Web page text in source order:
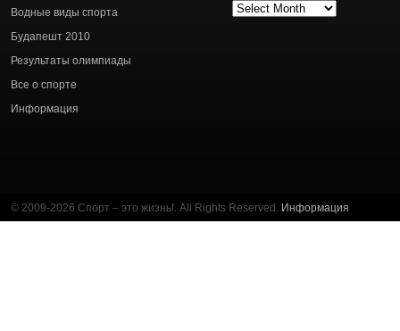
Водные виды спорта
Будапешт 2010
Результаты олимпиады
Все о спорте
Информация
Архив
© 2009-2026 Спорт – это жизнь!. All Rights Reserved. Информация